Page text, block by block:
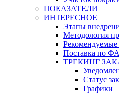
ПОКАЗАТЕЛИ
ИНТЕРЕСНОЕ
Этапы
Методология
Рекомендуемые
Поставка по
ТРЕКИНГ
Статус
Графики